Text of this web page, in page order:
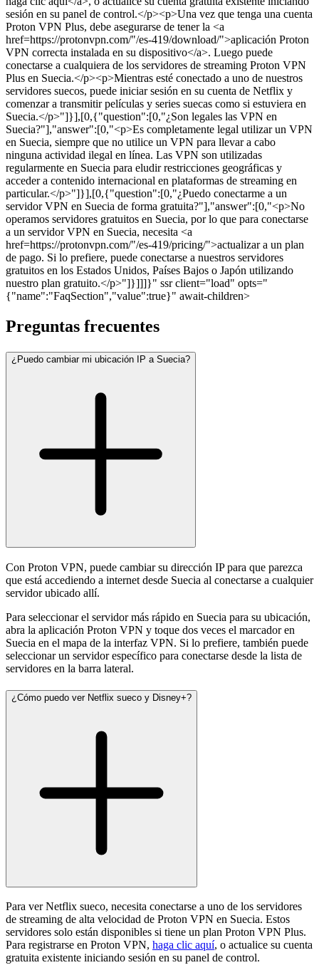
sesión en su panel de control.</p><p>Una vez que tenga una cuenta
Proton VPN Plus, debe asegurarse de tener la <a
href=https://protonvpn.com/"/es-419/download/">aplicación Proton
VPN correcta instalada en su dispositivo</a>. Luego puede
conectarse a cualquiera de los servidores de streaming Proton VPN
Plus en Suecia.</p><p>Mientras esté conectado a uno de nuestros
servidores suecos, puede iniciar sesión en su cuenta de Netflix y
comenzar a transmitir películas y series suecas como si estuviera en
Suecia.</p>"]}],[0,{"question":[0,"¿Son legales las VPN en
Suecia?"],"answer":[0,"<p>Es completamente legal utilizar un VPN
en Suecia, siempre que no utilice un VPN para llevar a cabo
ninguna actividad ilegal en línea. Las VPN son utilizadas
regularmente en Suecia para eludir restricciones geográficas y
acceder a contenido internacional en plataformas de streaming en
particular.</p>"]}],[0,{"question":[0,"¿Puedo conectarme a un
servidor VPN en Suecia de forma gratuita?"],"answer":[0,"<p>No
operamos servidores gratuitos en Suecia, por lo que para conectarse
a un servidor VPN en Suecia, necesita <a
href=https://protonvpn.com/"/es-419/pricing/">actualizar a un plan
de pago. Si lo prefiere, puede conectarse a nuestros servidores
gratuitos en los Estados Unidos, Países Bajos o Japón utilizando
nuestro plan gratuito.</p>"]}]]]}" ssr client="load" opts="
{"name":"FaqSection","value":true}" await-children>
Preguntas frecuentes
¿Puedo cambiar mi ubicación IP a Suecia?
Con Proton VPN, puede cambiar su dirección IP para que parezca
que está accediendo a internet desde Suecia al conectarse a cualquier
servidor ubicado allí.
Para seleccionar el servidor más rápido en Suecia para su ubicación,
abra la aplicación Proton VPN y toque dos veces el marcador en
Suecia en el mapa de la interfaz VPN. Si lo prefiere, también puede
seleccionar un servidor específico para conectarse desde la lista de
servidores en la barra lateral.
¿Cómo puedo ver Netflix sueco y Disney+?
Para ver Netflix sueco, necesita conectarse a uno de los servidores
de streaming de alta velocidad de Proton VPN en Suecia. Estos
servidores solo están disponibles si tiene un plan Proton VPN Plus.
Para registrarse en Proton VPN, haga clic aquí, o actualice su cuenta
gratuita existente iniciando sesión en su panel de control.